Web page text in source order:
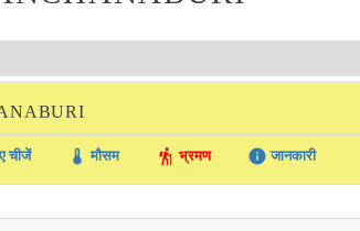
चीजें thermostat मौसम hiking भ्रमण info जानकारी